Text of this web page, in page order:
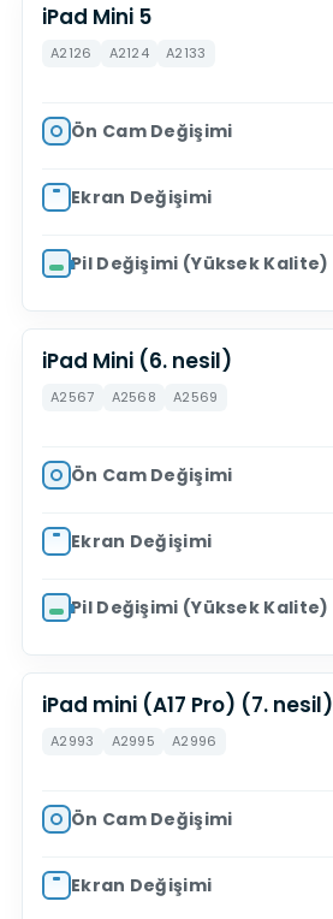
iPad Mini 5
A2126 A2124 A2133
Ön Cam Değişimi
Ekran Değişimi
Pil Değişimi (Yüksek Kalite)
iPad Mini (6. nesil)
A2567 A2568 A2569
Ön Cam Değişimi
Ekran Değişimi
Pil Değişimi (Yüksek Kalite)
iPad mini (A17 Pro) (7. nesil)
A2993 A2995 A2996
Ön Cam Değişimi
Ekran Değişimi